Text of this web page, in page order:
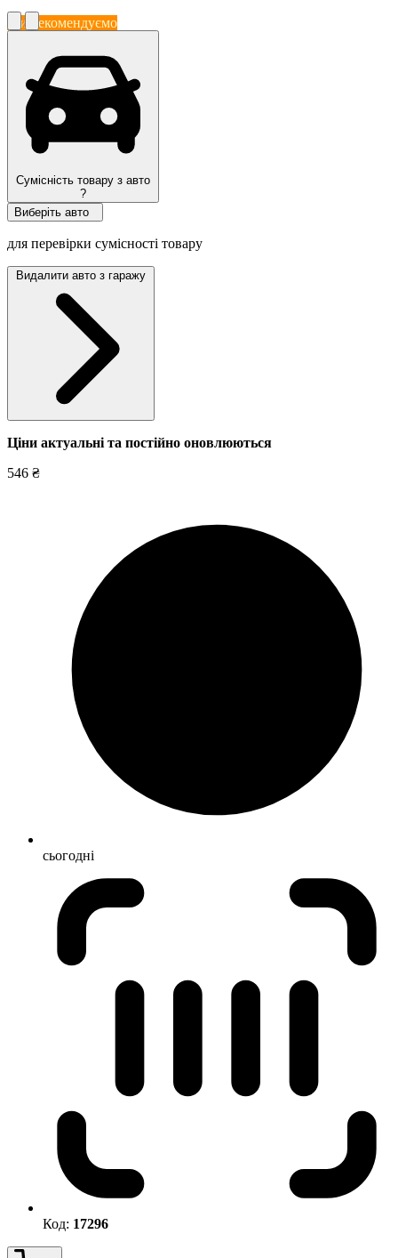
Ми рекомендуємо
Сумісність товару з авто
?
Виберіть авто
для перевірки сумісності товару
Видалити авто з гаражу
Ціни актуальні та постійно оновлюються
546 ₴
сьогодні
Код: 17296